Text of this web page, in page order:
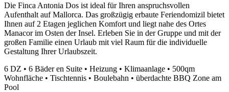
Die Finca Antonia Dos ist ideal für Ihren anspruchsvollen
Aufenthalt auf Mallorca. Das großzügig erbaute Feriendomizil bietet
Ihnen auf 2 Etagen jeglichen Komfort und liegt nahe des Ortes
Manacor im Osten der Insel. Erleben Sie in der Gruppe und mit der
großen Familie einen Urlaub mit viel Raum für die individuelle
Gestaltung Ihrer Urlaubszeit.
6 DZ • 6 Bäder en Suite • Heizung • Klimaanlage • 500qm
Wohnfläche • Tischtennis • Boulebahn • überdachte BBQ Zone am
Pool